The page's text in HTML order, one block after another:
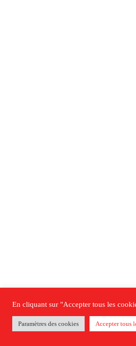
En cliquant sur "Accepter tous les
Paramètres des cookies Accepter tous